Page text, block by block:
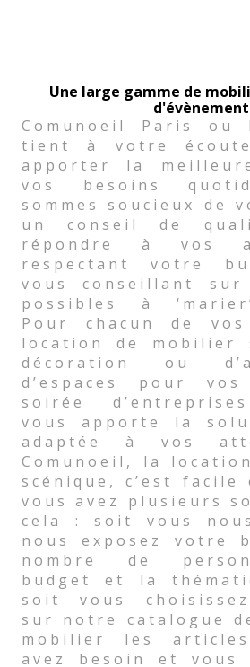
Une large gamme de
d'évènement
Comunoeil Paris ou
tient à votre
apporter la
vos besoins
sommes soucieux de
un conseil de
répondre à vos
respectant votre
vous conseillant sur
possibles à
Pour chacun de
location de mobilier
décoration ou
d’espaces pour
soirée
vous apporte la
adaptée à vos
Comunoeil, la
scénique, c’est
vous avez plusieurs
cela : soit vous
nous exposez votre
nombre de
budget et la
soit vous choisissez
sur notre catalogue
mobilier les
avez besoin et vous